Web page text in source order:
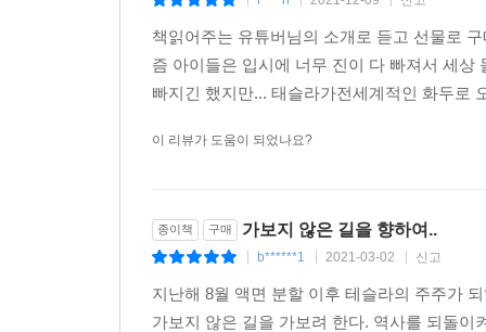
책읽어주는 유튜버님의 소개로 듣고 선물로
즘 아이들은 입시에 너무 진이 다 빠져서 세
빠지긴 했지만... 태슬라가전세계적인 화두로
이 리뷰가 도움이 되었나요?
종이책 구매 가보지 않은 길을 향하여..
b******1 2021-03-02 신고
지난해 8월 액면 분할 이후 테슬라의 주주가
가보지 않은 길을 가보려 한다. 역사를 되돌